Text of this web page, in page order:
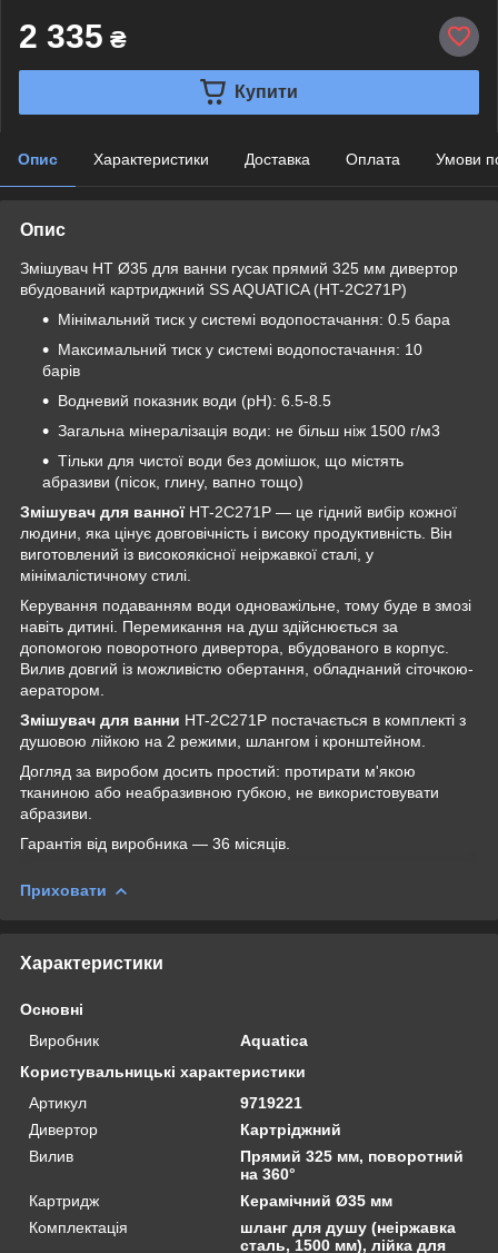
2 335 ₴
Купити
Опис Характеристики Доставка Оплата Умови
Опис
Змішувач HT Ø35 для ванни гусак прямий 325 мм дивертор
вбудований картриджний SS AQUATICA (HT-2C271P)
Мінімальний тиск у системі водопостачання: 0.5 бара
Максимальний тиск у системі водопостачання: 10
барів
Водневий показник води (pH): 6.5-8.5
Загальна мінералізація води: не більш ніж 1500 г/м3
Тільки для чистої води без домішок, що містять
абразиви (пісок, глину, вапно тощо)
Змішувач для ванноїHT-2C271P — це гідний вибір кожної
людини, яка цінує довговічність і високу продуктивність. Він
виготовлений із високоякісної неіржавкої сталі, у
мінімалістичному стилі.
Керування подаванням води одноважільне, тому буде в змозі
навіть дитині. Перемикання на душ здійснюється за
допомогою поворотного дивертора, вбудованого в корпус.
Вилив довгий із можливістю обертання, обладнаний сіточкою-
аератором.
Змішувач для ванни HT-2C271P постачається в комплекті з
душовою лійкою на 2 режими, шлангом і кронштейном.
Догляд за виробом досить простий: протирати м'якою
тканиною або неабразивною губкою, не використовувати
абразиви.
Гарантія від виробника — 36 місяців.
Приховати
Характеристики
Основні
Виробник
Aquatica
Користувальницькі характеристики
Артикул
9719221
Дивертор
Картріджний
Вилив
Прямий 325 мм, поворотний
на 360°
Картридж
Керамічний Ø35 мм
Комплектація
шланг для душу (неіржавка
сталь, 1500 мм), лійка для